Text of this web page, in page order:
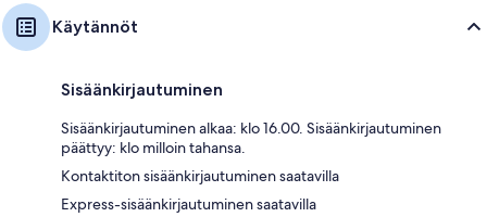
Käytännöt
Sisäänkirjautuminen
Sisäänkirjautuminen alkaa: klo 16.00. Sisäänkirjautuminen
päättyy: klo milloin tahansa.
Kontaktiton sisäänkirjautuminen saatavilla
Express-sisäänkirjautuminen saatavilla